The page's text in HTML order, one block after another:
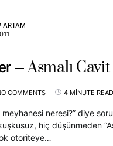
ARTAM
Asmalı Cavit
COMMENTS 4 MINUTE READ
meyhanesi neresi?” diye
hiç düşünmeden
otoriteye…